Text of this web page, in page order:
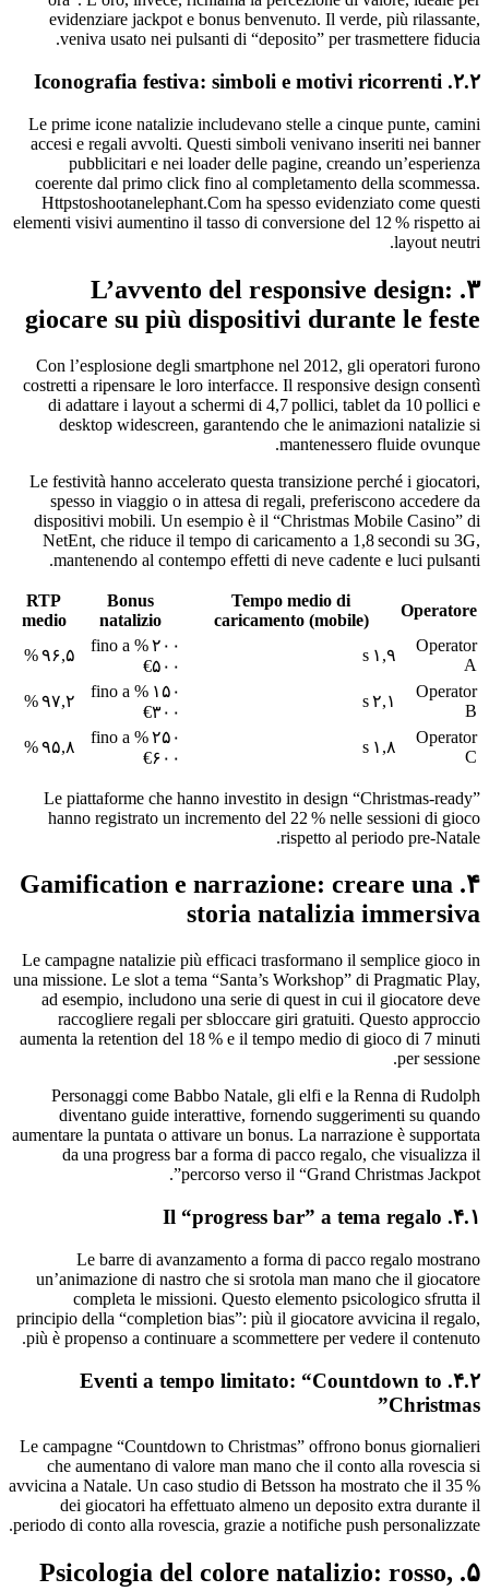
evidenziare jackpot e bonus benvenuto. Il verde, più rilassante,
veniva usato nei pulsanti di “deposito” per trasmettere fiducia.
۲.۲. Iconografia festiva: simboli e motivi ricorrenti
Le prime icone natalizie includevano stelle a cinque punte, camini
accesi e regali avvolti. Questi simboli venivano inseriti nei banner
pubblicitari e nei loader delle pagine, creando un’esperienza
coerente dal primo click fino al completamento della scommessa.
Httpstoshootanelephant.Com ha spesso evidenziato come questi
elementi visivi aumentino il tasso di conversione del 12 % rispetto ai
layout neutri.
۳. L’avvento del responsive design:
giocare su più dispositivi durante le feste
Con l’esplosione degli smartphone nel 2012, gli operatori furono
costretti a ripensare le loro interfacce. Il responsive design consentì
di adattare i layout a schermi di 4,7 pollici, tablet da 10 pollici e
desktop widescreen, garantendo che le animazioni natalizie si
mantenessero fluide ovunque.
Le festività hanno accelerato questa transizione perché i giocatori,
spesso in viaggio o in attesa di regali, preferiscono accedere da
dispositivi mobili. Un esempio è il “Christmas Mobile Casino” di
NetEnt, che riduce il tempo di caricamento a 1,8 secondi su 3G,
mantenendo al contempo effetti di neve cadente e luci pulsanti.
Operatore
Tempo medio di
caricamento (mobile)
Bonus
natalizio
RTP
medio
Operator
A
۱,۹ s
۲۰۰ % fino a
€۵۰۰
۹۶,۵ %
Operator
B
۲,۱ s
۱۵۰ % fino a
€۳۰۰
۹۷,۲ %
Operator
C
۱,۸ s
۲۵۰ % fino a
€۶۰۰
۹۵,۸ %
Le piattaforme che hanno investito in design “Christmas‑ready”
hanno registrato un incremento del 22 % nelle sessioni di gioco
rispetto al periodo pre‑Natale.
۴. Gamification e narrazione: creare una
storia natalizia immersiva
Le campagne natalizie più efficaci trasformano il semplice gioco in
una missione. Le slot a tema “Santa’s Workshop” di Pragmatic Play,
ad esempio, includono una serie di quest in cui il giocatore deve
raccogliere regali per sbloccare giri gratuiti. Questo approccio
aumenta la retention del 18 % e il tempo medio di gioco di 7 minuti
per sessione.
Personaggi come Babbo Natale, gli elfi e la Renna di Rudolph
diventano guide interattive, fornendo suggerimenti su quando
aumentare la puntata o attivare un bonus. La narrazione è supportata
da una progress bar a forma di pacco regalo, che visualizza il
percorso verso il “Grand Christmas Jackpot”.
۴.۱. Il “progress bar” a tema regalo
Le barre di avanzamento a forma di pacco regalo mostrano
un’animazione di nastro che si srotola man mano che il giocatore
completa le missioni. Questo elemento psicologico sfrutta il
principio della “completion bias”: più il giocatore avvicina il regalo,
più è propenso a continuare a scommettere per vedere il contenuto.
۴.۲. Eventi a tempo limitato: “Countdown to
Christmas”
Le campagne “Countdown to Christmas” offrono bonus giornalieri
che aumentano di valore man mano che il conto alla rovescia si
avvicina a Natale. Un caso studio di Betsson ha mostrato che il 35 %
dei giocatori ha effettuato almeno un deposito extra durante il
periodo di conto alla rovescia, grazie a notifiche push personalizzate.
۵. Psicologia del colore natalizio: rosso,